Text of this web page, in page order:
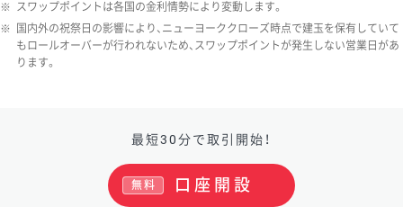
※ スワップポイントは各国の金利情勢により変動します。
※
国内外の祝祭日の影響により、ニューヨーククローズ時点で建玉を保有していて
もロールオーバーが行われないため、スワップポイントが発生しない営業日があ
ります。
最短30分で取引開始！
口座開設
無料